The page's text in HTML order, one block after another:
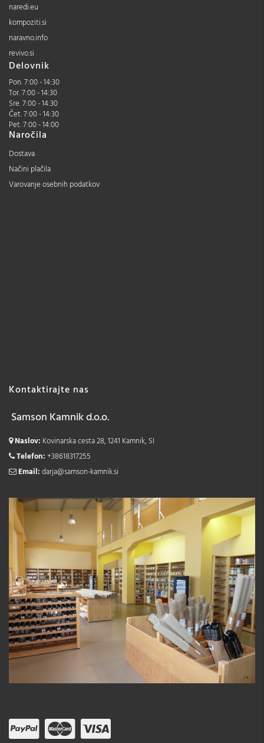
naredi.eu
kompoziti.si
naravno.info
revivo.si
Delovnik
Pon. 7:00 - 14:30
Tor. 7:00 - 14:30
Sre. 7:00 - 14:30
Čet. 7:00 - 14:30
Pet. 7:00 - 14:00
Naročila
Dostava
Načini plačila
Varovanje osebnih podatkov
Kontaktirajte nas
Samson Kamnik d.o.o.
Naslov: Kovinarska cesta 28, 1241 Kamnik, SI
Telefon:+38618317255
Email:darja@samson-kamnik.si